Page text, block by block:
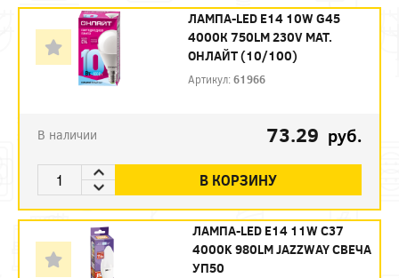
ЛАМПА-LED E14 10W G45
4000К 750LM 230V МАТ.
ОНЛАЙТ (10/100)
Артикул:61966
В наличии 73.29 руб.
В КОРЗИНУ
ЛАМПА-LED E14 11W C37
4000K 980LM JAZZWAY СВЕЧА
УП50